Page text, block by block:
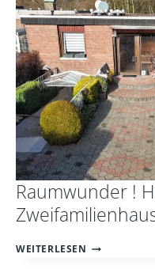
Raumwunder !
WEITERLESEN